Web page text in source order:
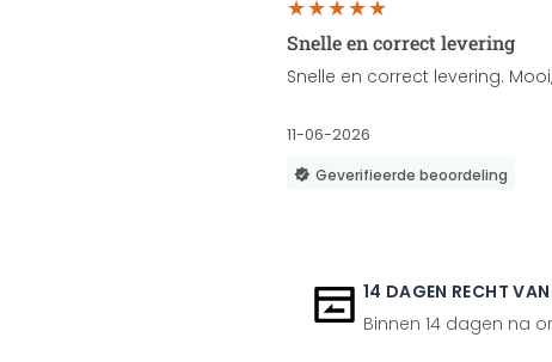
Snelle en correct levering
Snelle en correct levering.
11-06-2026
Geverifieerde beoordeling
14 DAGEN RECHT VAN
Binnen 14 dagen na